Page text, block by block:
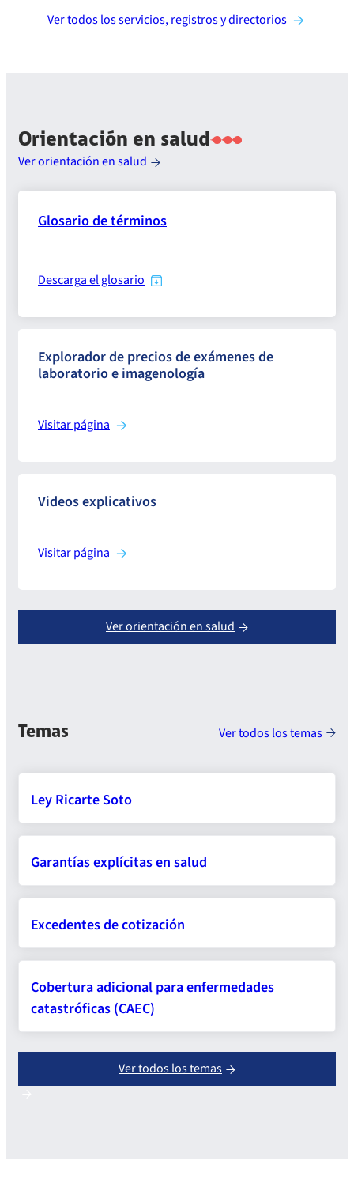
Ver todos los servicios, registros y directorios
Orientación en salud
Ver orientación en salud
Glosario de términos
Descarga el glosario
Explorador de precios de exámenes de
laboratorio e imagenología
Visitar página
Videos explicativos
Visitar página
Ver orientación en salud
Temas Ver todos los temas
Ley Ricarte Soto
Garantías explícitas en salud
Excedentes de cotización
Cobertura adicional para enfermedades
catastróficas (CAEC)
Ver todos los temas